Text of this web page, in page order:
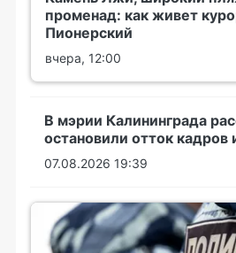
променад: как живет
Пионерский
вчера, 12:00
В мэрии Калининграда
остановили отток кадров
07.08.2026 19:39